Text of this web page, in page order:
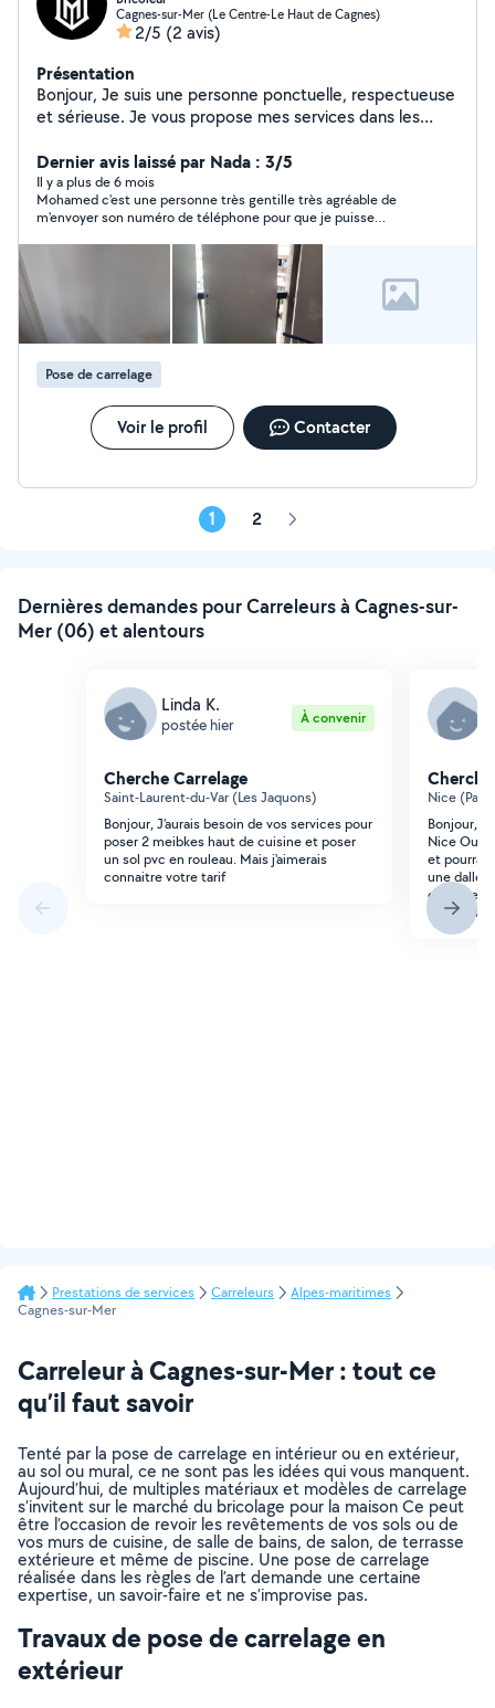
Cagnes-sur-Mer (Le Centre-Le Haut de Cagnes)
2/5 (2 avis)
Présentation
Bonjour, Je suis une personne ponctuelle, respectueuse
et sérieuse. Je vous propose mes services dans les
_retouche apres demenagement - peinture - arrachage
de mauvaises herbes - aide au déménagement, avant et
après + _creation site web pour votre societe ou
boutique _creation boutique on line pro par shopify
_Creation Cv adapté a systéme ATC avec 80%
pourcentage de visibilité Je mets ma main et mon
énergie au service de toute personne qui en a besoin.
Je suis disponible et prêt à intervenir selon vos besoins.
Au plaisir de vous aider,
Dernier avis laissé par Nada : 3/5
Il y a plus de 6 mois
Mohamed c'est une personne très gentille très agréable de
m'envoyer son numéro de téléphone pour que je puisse
Pose de carrelage
Voir le profil Contacter
1 2 Page
Dernières demandes pour Carreleurs à Cagnes-sur-
Mer (06) et alentours
Linda K.
postée hier À convenir
Cherche Carrelage
Saint-Laurent-du-Var (Les Jaquons)
Bonjour, J'aurais besoin de vos services pour
poser 2 meibkes haut de cuisine et poser
un sol pvc en rouleau. Mais j'aimerais
connaitre votre tarif
Nice
Bonjour,
Nice
et pourrait
une dalle
d'une
minutes
Prestations de services Carreleurs
Alpes-maritimes
Cagnes-sur-Mer
Carreleur à Cagnes-sur-Mer : tout ce
qu’il faut savoir
Tenté par la pose de carrelage en intérieur ou en extérieur,
au sol ou mural, ce ne sont pas les idées qui vous manquent.
Aujourd’hui, de multiples matériaux et modèles de carrelage
s’invitent sur le marché du bricolage pour la maison Ce peut
être l’occasion de revoir les revêtements de vos sols ou de
vos murs de cuisine, de salle de bains, de salon, de terrasse
extérieure et même de piscine. Une pose de carrelage
réalisée dans les règles de l’art demande une certaine
expertise, un savoir-faire et ne s’improvise pas.
Travaux de pose de carrelage en
extérieur